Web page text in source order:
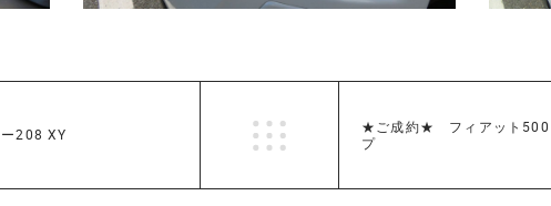
208 XY
★ご成約★ フィアット500
プ